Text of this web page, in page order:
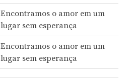
Encontramos o amor em um
lugar sem esperança
Encontramos o amor em um
lugar sem esperança